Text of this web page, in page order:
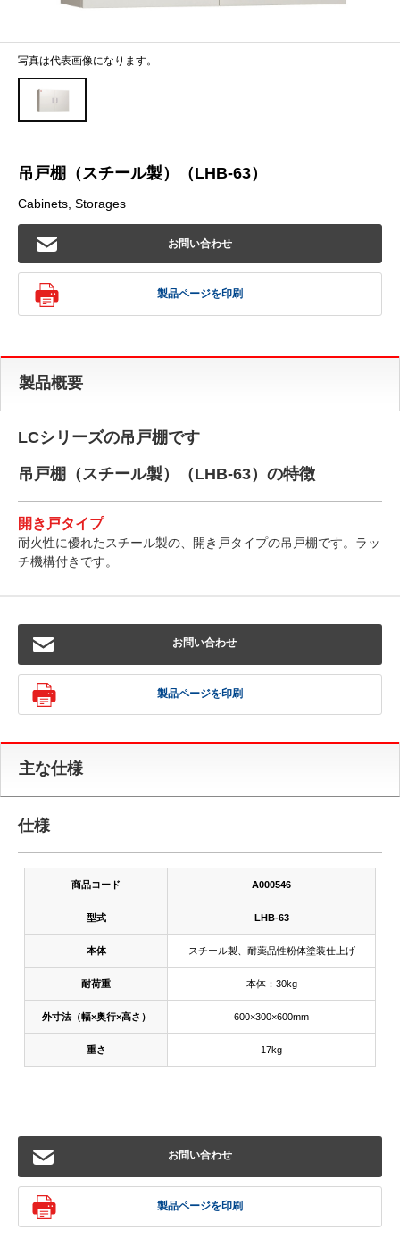
写真は代表画像になります。
吊戸棚（スチール製）（LHB-63）
Cabinets, Storages
お問い合わせ
製品ページを印刷
製品概要
LCシリーズの吊戸棚です
吊戸棚（スチール製）（LHB-63）の特徴
開き戸タイプ
耐火性に優れたスチール製の、開き戸タイプの吊戸棚です。ラッ
チ機構付きです。
お問い合わせ
製品ページを印刷
主な仕様
仕様
商品コード A000546
型式 LHB-63
本体 スチール製、耐薬品性粉体塗装仕上げ
耐荷重 本体：30kg
外寸法（幅×奥行×高さ） 600×300×600mm
重さ 17kg
お問い合わせ
製品ページを印刷